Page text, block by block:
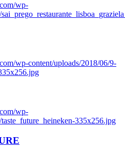
wp-
wp-content/uploads/2018/06/9-
wp-
335x256.jpg